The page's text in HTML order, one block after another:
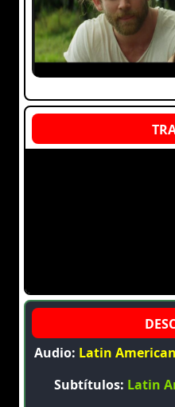
Audio: Latin American
Subtítulos: Latin